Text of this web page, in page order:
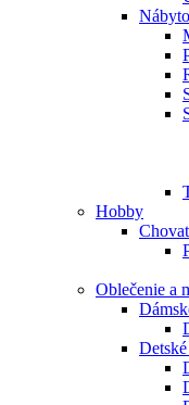
Hobby
Oblečenie a